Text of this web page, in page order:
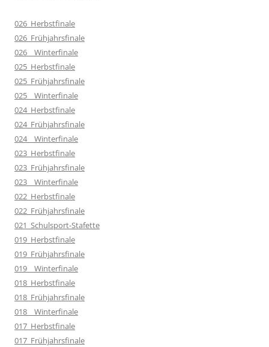
026_Herbstfinale
026_Frühjahrsfinale
026__Winterfinale
025_Herbstfinale
025_Frühjahrsfinale
025__Winterfinale
024_Herbstfinale
024_Frühjahrsfinale
024__Winterfinale
023_Herbstfinale
023_Frühjahrsfinale
023__Winterfinale
022_Herbstfinale
022_Frühjahrsfinale
021_Schulsport-Stafette
019_Herbstfinale
019_Frühjahrsfinale
019__Winterfinale
018_Herbstfinale
018_Frühjahrsfinale
018__Winterfinale
017_Herbstfinale
017_Frühjahrsfinale